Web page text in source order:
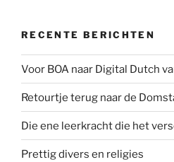
RECENTE BERICHTEN
Voor BOA naar Digital Dutch
Retourtje terug naar de
Die ene leerkracht die het
Prettig divers en religies